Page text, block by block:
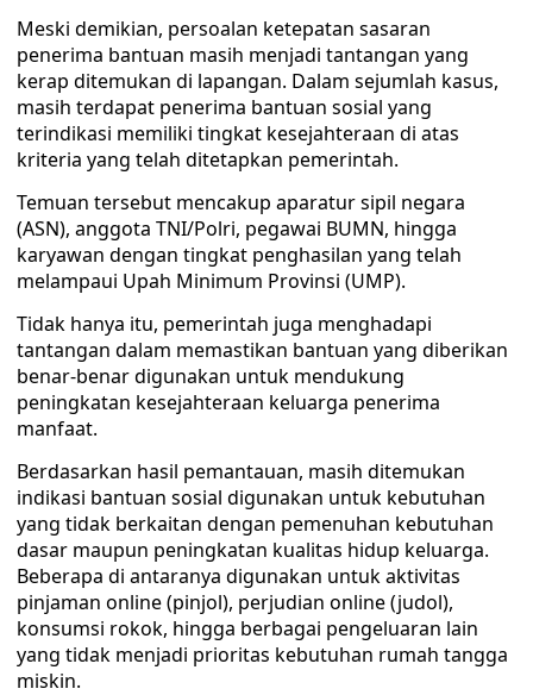
Meski demikian, persoalan ketepatan sasaran
penerima bantuan masih menjadi tantangan yang
kerap ditemukan di lapangan. Dalam sejumlah kasus,
masih terdapat penerima bantuan sosial yang
terindikasi memiliki tingkat kesejahteraan di atas
kriteria yang telah ditetapkan pemerintah.
Temuan tersebut mencakup aparatur sipil negara
(ASN), anggota TNI/Polri, pegawai BUMN, hingga
karyawan dengan tingkat penghasilan yang telah
melampaui Upah Minimum Provinsi (UMP).
Tidak hanya itu, pemerintah juga menghadapi
tantangan dalam memastikan bantuan yang diberikan
benar-benar digunakan untuk mendukung
peningkatan kesejahteraan keluarga penerima
manfaat.
Berdasarkan hasil pemantauan, masih ditemukan
indikasi bantuan sosial digunakan untuk kebutuhan
yang tidak berkaitan dengan pemenuhan kebutuhan
dasar maupun peningkatan kualitas hidup keluarga.
Beberapa di antaranya digunakan untuk aktivitas
pinjaman online (pinjol), perjudian online (judol),
konsumsi rokok, hingga berbagai pengeluaran lain
yang tidak menjadi prioritas kebutuhan rumah tangga
miskin.